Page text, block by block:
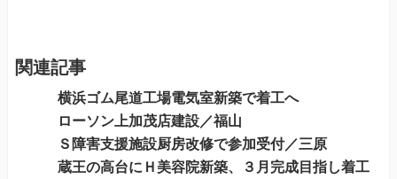
ー
関連記事
横浜ゴム尾道工場電気室新築で着工へ
ローソン上加茂店建設／福山
Ｓ障害支援施設厨房改修で参加受付／三原
蔵王の高台にＨ美容院新築、３月完成目指し着工